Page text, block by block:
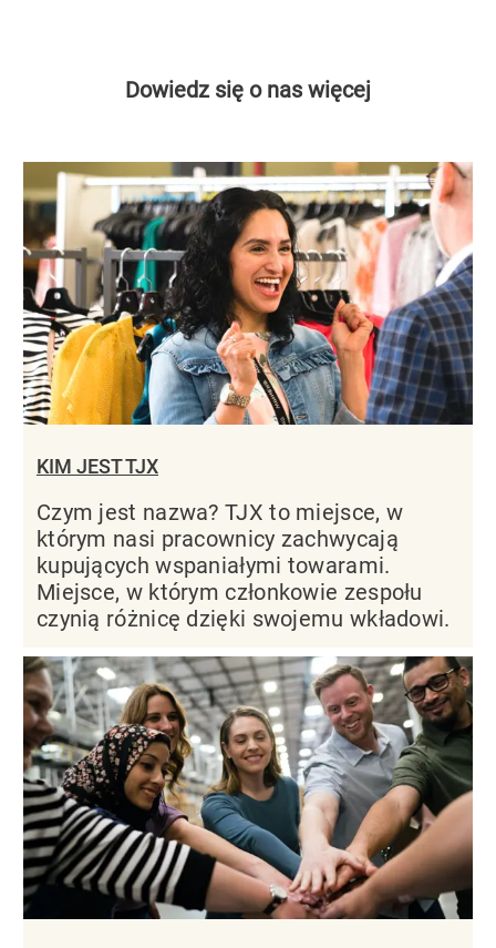
Dowiedz się o nas więcej
KIM JEST TJX
Czym jest nazwa? TJX to miejsce, w
którym nasi pracownicy zachwycają
kupujących wspaniałymi towarami.
Miejsce, w którym członkowie zespołu
czynią różnicę dzięki swojemu wkładowi.